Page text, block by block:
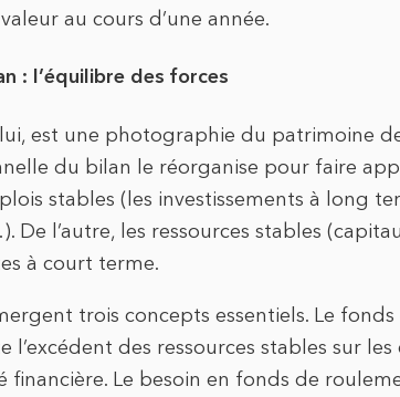
au cours d’une année.
: l’équilibre des forces
est une photographie du patrimoine
du bilan le réorganise pour faire
stables (les investissements à long
De l’autre, les ressources stables
à court terme.
trois concepts essentiels. Le
l’excédent des ressources stables sur les
financière. Le besoin en fonds de